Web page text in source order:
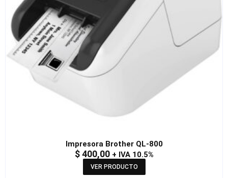
Impresora Brother QL-800
$400,00+ IVA 10.5%
VER PRODUCTO